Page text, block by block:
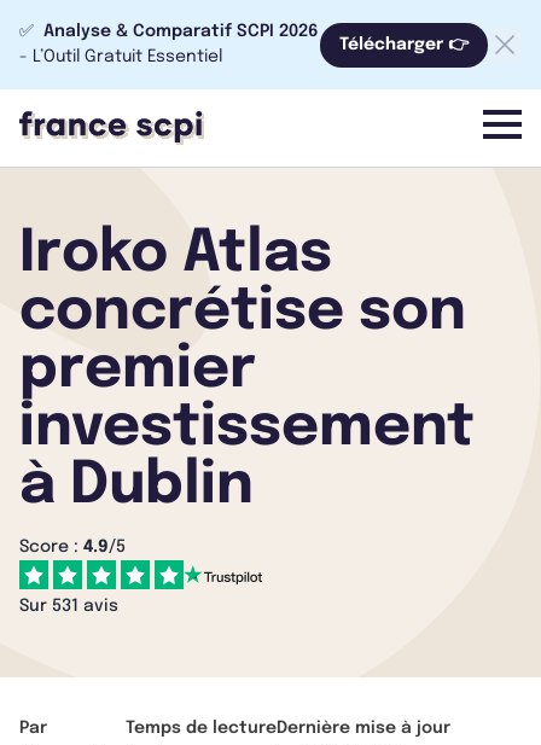
✅ Analyse & Comparatif SCPI 2026
- L’Outil Gratuit Essentiel
Télécharger 👉
menu
Iroko Atlas
concrétise son
premier
investissement
à Dublin
Score : 4.9/5
Sur 531 avis
Par Temps de lectureDernière mise à jour